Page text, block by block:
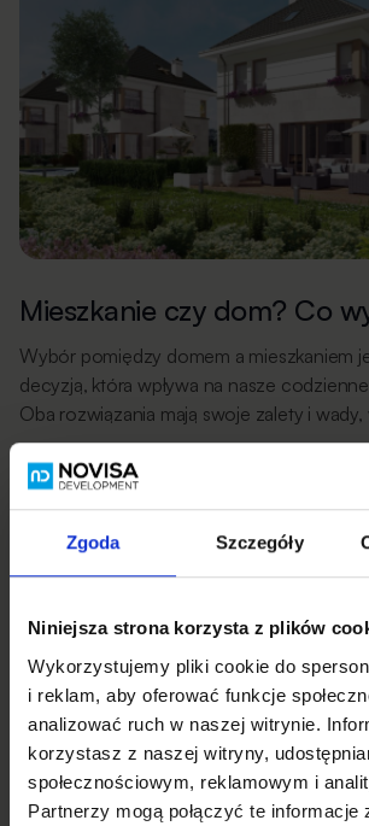
Zgoda Szczegóły
Niniejsza strona korzysta z plików
Wykorzystujemy pliki cookie do
i reklam, aby oferować funkcje
analizować ruch w naszej witrynie.
korzystasz z naszej witryny,
społecznościowym, reklamowym i
Partnerzy mogą połączyć te informacje
Mieszkanie czy dom? Co
Wybór pomiędzy domem a mieszkaniem
decyzją, która wpływa na nasze
Oba rozwiązania mają swoje zalety i
je dokładnie przeanalizować przed
i minusy domu Zakup domu daje większą
a także mieć ogród lub taras. W domu
bezpiecznie i komfortowo. Zakup domu
Porady